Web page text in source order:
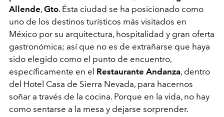
Allende, Gto. Ésta ciudad se ha posicionado como
uno de los destinos turísticos más visitados en
México por su arquitectura, hospitalidad y gran oferta
gastronómica; así que no es de extrañarse que haya
sido elegido como el punto de encuentro,
específicamente en el Restaurante Andanza, dentro
del Hotel Casa de Sierra Nevada, para hacernos
soñar a través de la cocina. Porque en la vida, no hay
como sentarse a la mesa y dejarse sorprender.